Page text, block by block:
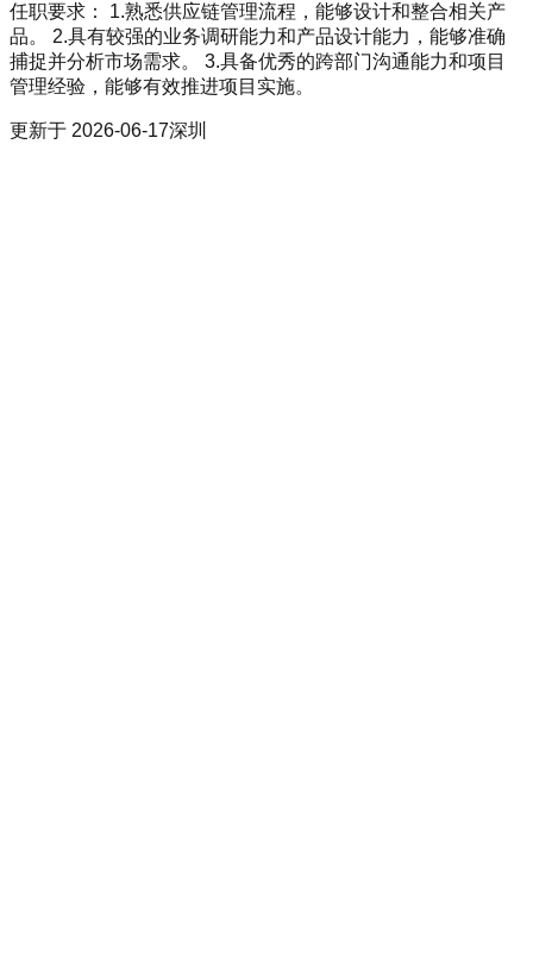
任职要求： 1.熟悉供应链管理流程，能够设计和整合相关产
品。 2.具有较强的业务调研能力和产品设计能力，能够准确
捕捉并分析市场需求。 3.具备优秀的跨部门沟通能力和项目
管理经验，能够有效推进项目实施。
更新于 2026-06-17深圳